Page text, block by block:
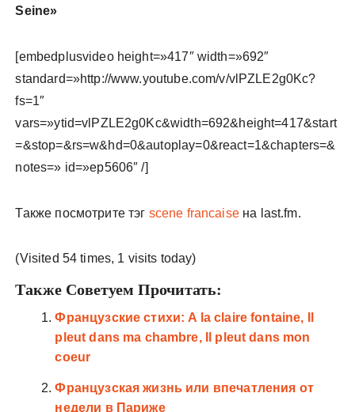
Seine»
[embedplusvideo height=»417″ width=»692″
standard=»http://www.youtube.com/v/vlPZLE2g0Kc?
fs=1″
vars=»ytid=vlPZLE2g0Kc&width=692&height=417&start
=&stop=&rs=w&hd=0&autoplay=0&react=1&chapters=&
notes=» id=»ep5606″ /]
Также посмотрите тэг scene francaiseна last.fm.
(Visited 54 times, 1 visits today)
Также Советуем Прочитать:
Французские стихи: A la claire fontaine, Il
pleut dans ma chambre, Il pleut dans mon
coeur
Французская жизнь или впечатления от
недели в Париже